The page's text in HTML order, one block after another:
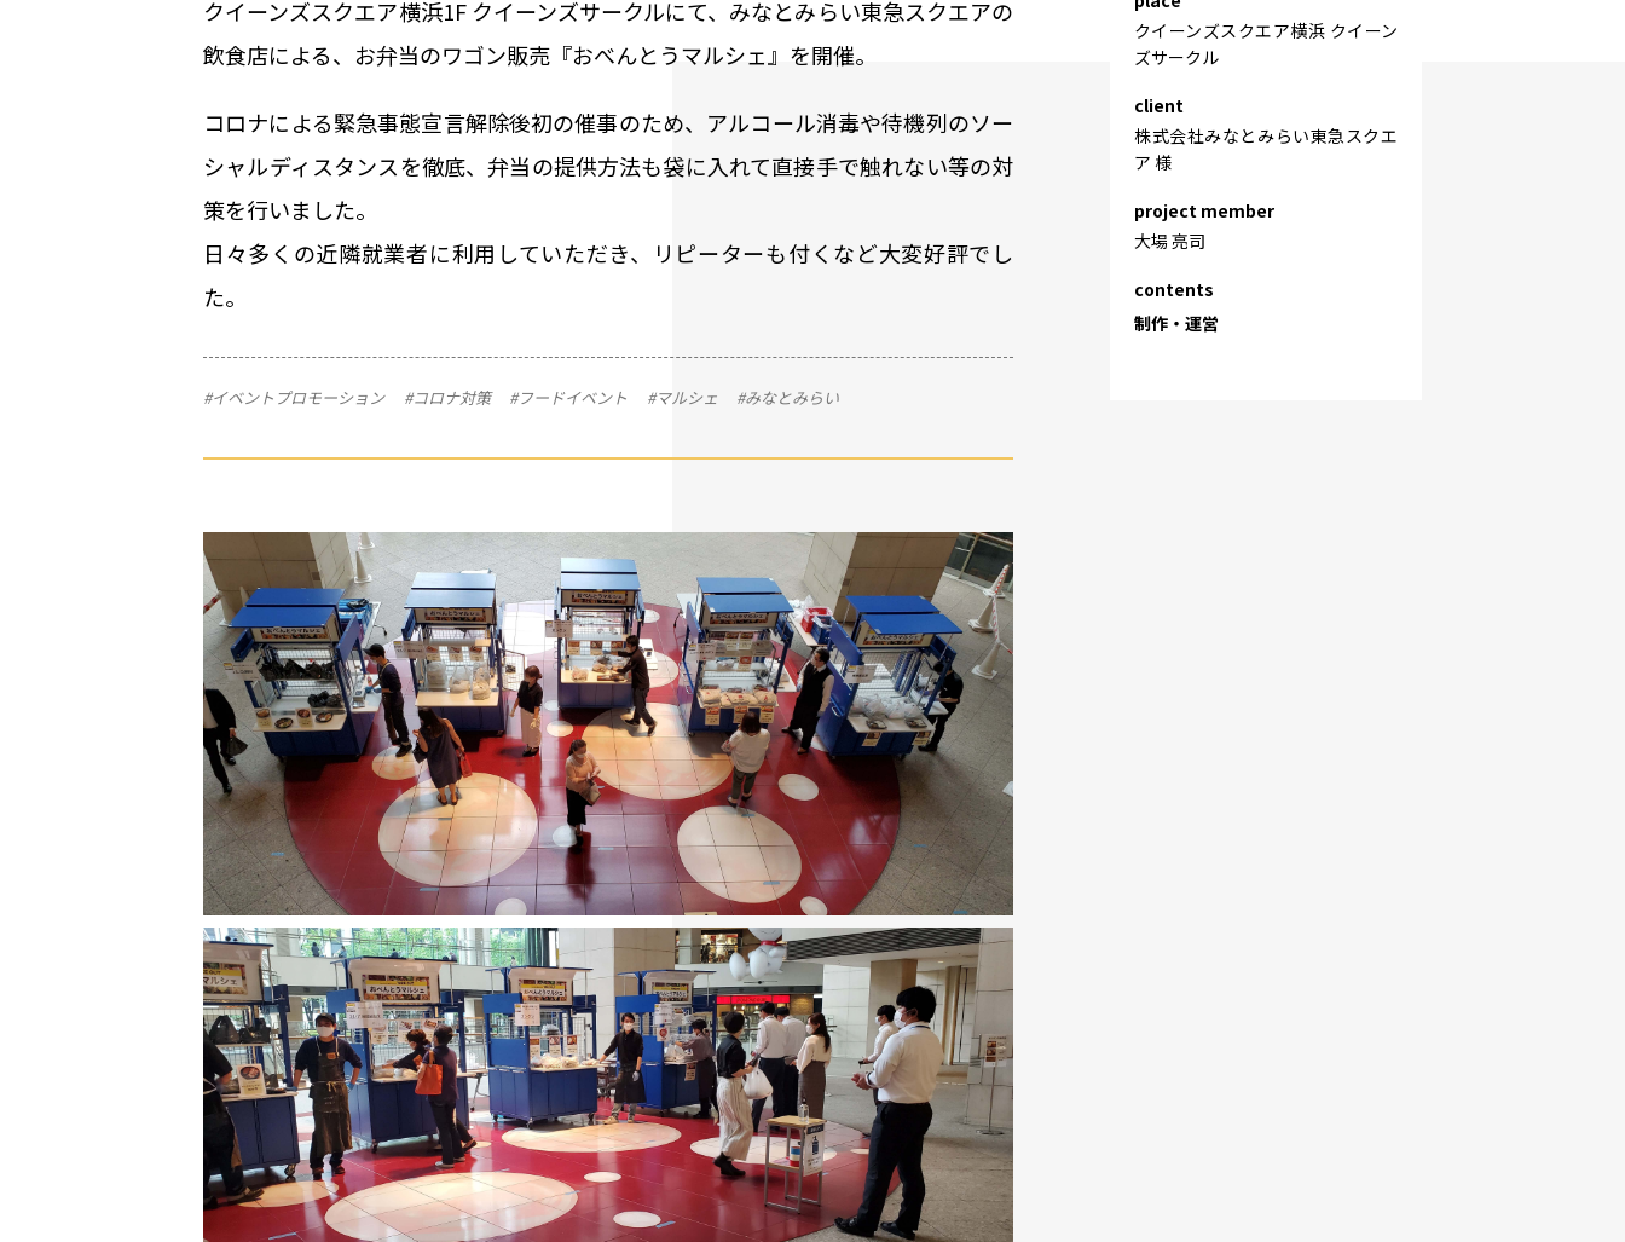
クイーンズスクエア横浜1F クイーンズサークルにて、みなとみらい東急スクエアの
飲食店による、お弁当のワゴン販売『おべんとうマルシェ』を開催。
コロナによる緊急事態宣言解除後初の催事のため、アルコール消毒や待機列のソー
シャルディスタンスを徹底、弁当の提供方法も袋に入れて直接手で触れない等の対
策を行いました。
日々多くの近隣就業者に利用していただき、リピーターも付くなど大変好評でし
た。
#イベントプロモーション #コロナ対策 #フードイベント #マルシェ #みなとみらい
クイーンズスクエア横浜 クイーン
ズサークル
client
株式会社みなとみらい東急スクエ
ア 様
project member
大場 亮司
contents
制作・運営